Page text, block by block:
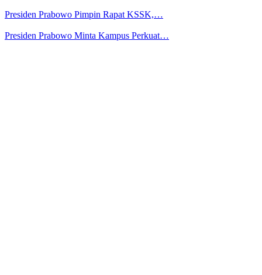
Presiden Prabowo Pimpin Rapat KSSK,…
Presiden Prabowo Minta Kampus Perkuat…